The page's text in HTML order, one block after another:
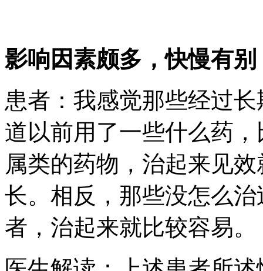
影响因素颇多，快慢有别
患者：我感觉那些经过
道以前用了一些什么药
属类的药物，治起来见
长。相反，那些没怎么
者，治起来就比较容易。